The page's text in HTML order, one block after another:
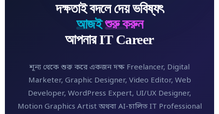
দক্ষতাই বদলে দেয় ভবিষ্যৎ
আজই শুরু করুন
আপনার IT Career
শূন্য থেকে শুরু করে একজন দক্ষ Freelancer, Digital
Marketer, Graphic Designer, Video Editor, Web
Developer, WordPress Expert, UI/UX Designer,
Motion Graphics Artist অথবা AI-চালিত IT Professional